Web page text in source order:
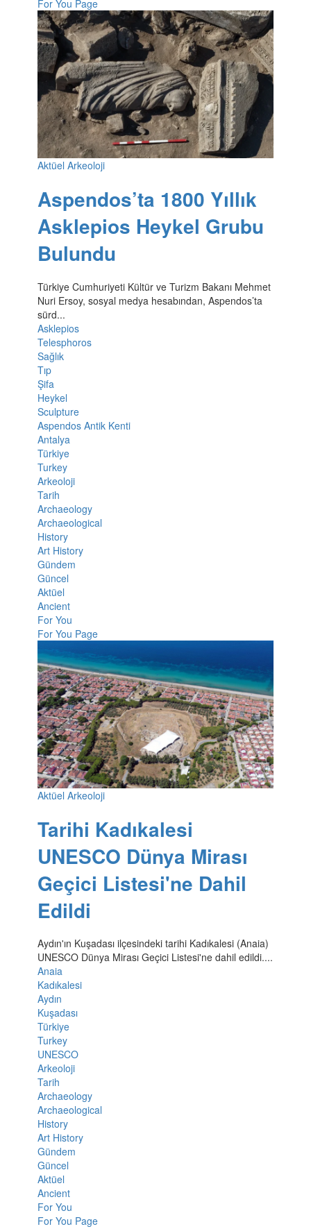
For You Page
Aktüel Arkeoloji
Aspendos’ta 1800 Yıllık
Asklepios Heykel Grubu
Bulundu
Türkiye Cumhuriyeti Kültür ve Turizm Bakanı Mehmet
Nuri Ersoy, sosyal medya hesabından, Aspendos’ta
sürd...
Asklepios
Telesphoros
Sağlık
Tıp
Şifa
Heykel
Sculpture
Aspendos Antik Kenti
Antalya
Türkiye
Turkey
Arkeoloji
Tarih
Archaeology
Archaeological
History
Art History
Gündem
Güncel
Aktüel
Ancient
For You
For You Page
Aktüel Arkeoloji
Tarihi Kadıkalesi
UNESCO Dünya Mirası
Geçici Listesi'ne Dahil
Edildi
Aydın'ın Kuşadası ilçesindeki tarihi Kadıkalesi (Anaia)
UNESCO Dünya Mirası Geçici Listesi'ne dahil edildi....
Anaia
Kadıkalesi
Aydın
Kuşadası
Türkiye
Turkey
UNESCO
Arkeoloji
Tarih
Archaeology
Archaeological
History
Art History
Gündem
Güncel
Aktüel
Ancient
For You
For You Page